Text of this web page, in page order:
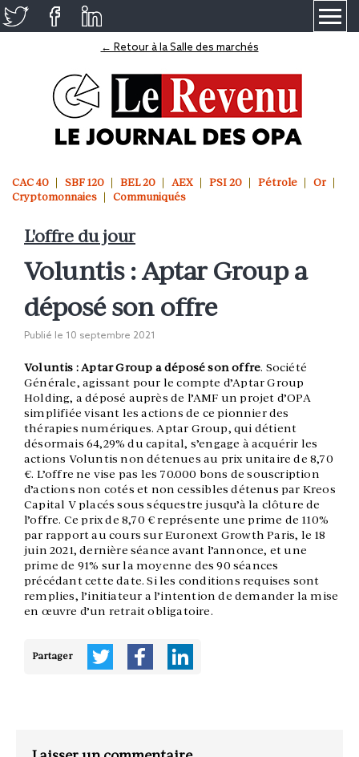
← Retour à la Salle des marchés
CAC 40 SBF 120 BEL 20 AEX PSI 20 Pétrole
Or
Cryptomonnaies
Communiqués
L'offre du jour
Voluntis : Aptar Group a
déposé son offre
Publié le 10 septembre 2021
Voluntis : Aptar Group a déposé son offre. Société
Générale, agissant pour le compte d’Aptar Group
Holding, a déposé auprès de l’AMF un projet d’OPA
simplifiée visant les actions de ce pionnier des
thérapies numériques. Aptar Group, qui détient
désormais 64,29% du capital, s’engage à acquérir les
actions Voluntis non détenues au prix unitaire de 8,70
€. L’offre ne vise pas les 70.000 bons de souscription
d’actions non cotés et non cessibles détenus par Kreos
Capital V placés sous séquestre jusqu’à la clôture de
l’offre. Ce prix de 8,70 € représente une prime de 110%
par rapport au cours sur Euronext Growth Paris, le 18
juin 2021, dernière séance avant l’annonce, et une
prime de 91% sur la moyenne des 90 séances
précédant cette date. Si les conditions requises sont
remplies, l’initiateur a l’intention de demander la mise
en œuvre d’un retrait obligatoire.
Partager